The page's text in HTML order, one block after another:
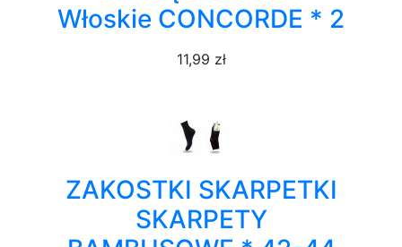
Włoskie CONCORDE * 2
11,99 zł
ZAKOSTKI SKARPETKI
SKARPETY